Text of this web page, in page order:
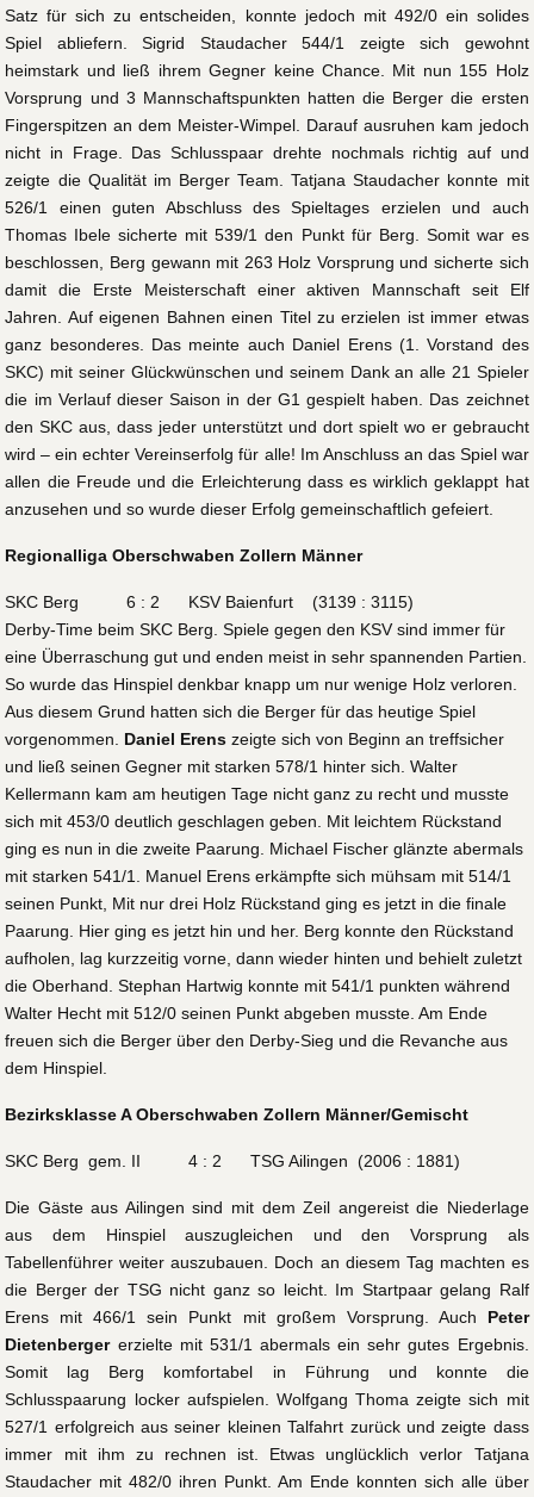
Satz für sich zu entscheiden, konnte jedoch mit 492/0 ein solides
Spiel abliefern. Sigrid Staudacher 544/1 zeigte sich gewohnt
heimstark und ließ ihrem Gegner keine Chance. Mit nun 155 Holz
Vorsprung und 3 Mannschaftspunkten hatten die Berger die ersten
Fingerspitzen an dem Meister-Wimpel. Darauf ausruhen kam jedoch
nicht in Frage. Das Schlusspaar drehte nochmals richtig auf und
zeigte die Qualität im Berger Team. Tatjana Staudacher konnte mit
526/1 einen guten Abschluss des Spieltages erzielen und auch
Thomas Ibele sicherte mit 539/1 den Punkt für Berg. Somit war es
beschlossen, Berg gewann mit 263 Holz Vorsprung und sicherte sich
damit die Erste Meisterschaft einer aktiven Mannschaft seit Elf
Jahren. Auf eigenen Bahnen einen Titel zu erzielen ist immer etwas
ganz besonderes. Das meinte auch Daniel Erens (1. Vorstand des
SKC) mit seiner Glückwünschen und seinem Dank an alle 21 Spieler
die im Verlauf dieser Saison in der G1 gespielt haben. Das zeichnet
den SKC aus, dass jeder unterstützt und dort spielt wo er gebraucht
wird – ein echter Vereinserfolg für alle! Im Anschluss an das Spiel war
allen die Freude und die Erleichterung dass es wirklich geklappt hat
anzusehen und so wurde dieser Erfolg gemeinschaftlich gefeiert.
Regionalliga Oberschwaben Zollern Männer
SKC Berg 6 : 2 KSV Baienfurt (3139 : 3115)
Derby-Time beim SKC Berg. Spiele gegen den KSV sind immer für
eine Überraschung gut und enden meist in sehr spannenden Partien.
So wurde das Hinspiel denkbar knapp um nur wenige Holz verloren.
Aus diesem Grund hatten sich die Berger für das heutige Spiel
vorgenommen. Daniel Erens zeigte sich von Beginn an treffsicher
und ließ seinen Gegner mit starken 578/1 hinter sich. Walter
Kellermann kam am heutigen Tage nicht ganz zu recht und musste
sich mit 453/0 deutlich geschlagen geben. Mit leichtem Rückstand
ging es nun in die zweite Paarung. Michael Fischer glänzte abermals
mit starken 541/1. Manuel Erens erkämpfte sich mühsam mit 514/1
seinen Punkt, Mit nur drei Holz Rückstand ging es jetzt in die finale
Paarung. Hier ging es jetzt hin und her. Berg konnte den Rückstand
aufholen, lag kurzzeitig vorne, dann wieder hinten und behielt zuletzt
die Oberhand. Stephan Hartwig konnte mit 541/1 punkten während
Walter Hecht mit 512/0 seinen Punkt abgeben musste. Am Ende
freuen sich die Berger über den Derby-Sieg und die Revanche aus
dem Hinspiel.
Bezirksklasse A Oberschwaben Zollern Männer/Gemischt
SKC Berg gem. II 4 : 2 TSG Ailingen (2006 : 1881)
Die Gäste aus Ailingen sind mit dem Zeil angereist die Niederlage
aus dem Hinspiel auszugleichen und den Vorsprung als
Tabellenführer weiter auszubauen. Doch an diesem Tag machten es
die Berger der TSG nicht ganz so leicht. Im Startpaar gelang Ralf
Erens mit 466/1 sein Punkt mit großem Vorsprung. Auch Peter
Dietenbergererzielte mit 531/1 abermals ein sehr gutes Ergebnis.
Somit lag Berg komfortabel in Führung und konnte die
Schlusspaarung locker aufspielen. Wolfgang Thoma zeigte sich mit
527/1 erfolgreich aus seiner kleinen Talfahrt zurück und zeigte dass
immer mit ihm zu rechnen ist. Etwas unglücklich verlor Tatjana
Staudacher mit 482/0 ihren Punkt. Am Ende konnten sich alle über